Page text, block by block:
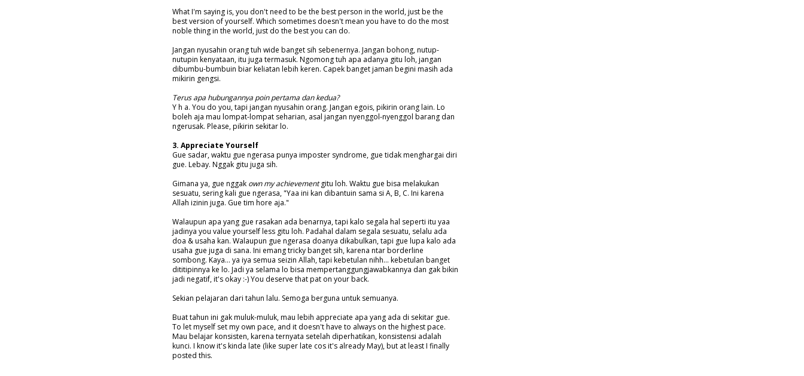
What I'm saying is, you don't need to be the best person in the world, just be the
best version of yourself. Which sometimes doesn't mean you have to do the most
noble thing in the world, just do the best you can do.
Jangan nyusahin orang tuh wide banget sih sebenernya. Jangan bohong, nutup-
nutupin kenyataan, itu juga termasuk. Ngomong tuh apa adanya gitu loh, jangan
dibumbu-bumbuin biar keliatan lebih keren. Capek banget jaman begini masih ada
mikirin gengsi.
Terus apa hubungannya poin pertama dan kedua?
Y h a. You do you, tapi jangan nyusahin orang. Jangan egois, pikirin orang lain. Lo
boleh aja mau lompat-lompat seharian, asal jangan nyenggol-nyenggol barang dan
ngerusak. Please, pikirin sekitar lo.
3. Appreciate Yourself
Gue sadar, waktu gue ngerasa punya imposter syndrome, gue tidak menghargai diri
gue. Lebay. Nggak gitu juga sih.
Gimana ya, gue nggak own my achievementgitu loh. Waktu gue bisa melakukan
sesuatu, sering kali gue ngerasa, "Yaa ini kan dibantuin sama si A, B, C. Ini karena
Allah izinin juga. Gue tim hore aja."
Walaupun apa yang gue rasakan ada benarnya, tapi kalo segala hal seperti itu yaa
jadinya you value yourself less gitu loh. Padahal dalam segala sesuatu, selalu ada
doa & usaha kan. Walaupun gue ngerasa doanya dikabulkan, tapi gue lupa kalo ada
usaha gue juga di sana. Ini emang tricky banget sih, karena ntar borderline
sombong. Kaya... ya iya semua seizin Allah, tapi kebetulan nihh... kebetulan banget
dititipinnya ke lo. Jadi ya selama lo bisa mempertanggungjawabkannya dan gak bikin
jadi negatif, it's okay :-) You deserve that pat on your back.
Sekian pelajaran dari tahun lalu. Semoga berguna untuk semuanya.
Buat tahun ini gak muluk-muluk, mau lebih appreciate apa yang ada di sekitar gue.
To let myself set my own pace, and it doesn't have to always on the highest pace.
Mau belajar konsisten, karena ternyata setelah diperhatikan, konsistensi adalah
kunci. I know it's kinda late (like super late cos it's already May), but at least I finally
posted this.